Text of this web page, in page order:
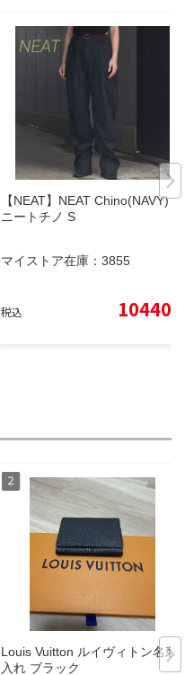
【NEAT】NEAT Chino(NAVY)
ニートチノ S
マイストア在庫： 3855
税込 10440
Louis Vuitton ルイヴィトン名刺
入れ ブラック